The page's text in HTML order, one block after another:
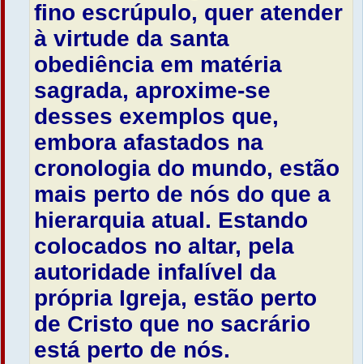
fino escrúpulo, quer atender
à virtude da santa
obediência em matéria
sagrada, aproxime-se
desses exemplos que,
embora afastados na
cronologia do mundo, estão
mais perto de nós do que a
hierarquia atual. Estando
colocados no altar, pela
autoridade infalível da
própria Igreja, estão perto
de Cristo que no sacrário
está perto de nós.